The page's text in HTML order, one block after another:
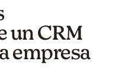
un CRM
empresa